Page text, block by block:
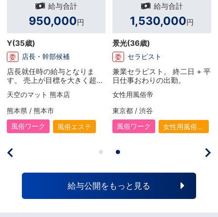
+ 平
給与合計
1,082,500
S(27歳)
正 店長・幹部候補
とにかく稼げる仕事に就きた
いと思い、 目標なども無くこ
の仕事に辿り着きました！ 初
めは言われるがまま… といっ
た形で働いていましたが、 や
りがいを感じる事も増え、夢
も出来て 上を目指して頑張る
ようになりました。 入社して
り今は目標に向けて精進して
エコ天王寺店【エコグループ】
大阪府 / 谷町九丁目・天王寺
風俗ワーク
ホテヘル
給与合計
420,000
H(26歳)
委 店舗スタッフ
たまたま仕事を探している
イミングで知り合いからス
ーグループの求人募集のサ
トを紹介してもらったので
給与も高い事もあり何とな
応募してみたっていうのが
っかけでした！ 本当に多
やりがいを感じられる職場
けて、自分のスキルアップ
もちろん、今まで以上に更
境づくりなどに励んでいき
いです！一緒に頑張りまし
天空のマット 熊本店
熊本県 / 熊本市
風俗ワーク
風俗エステ
給与公開をもっと見る